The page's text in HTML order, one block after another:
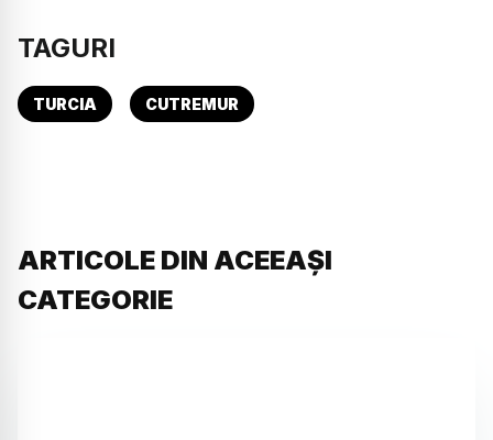
TAGURI
TURCIA CUTREMUR
ARTICOLE DIN ACEEAȘI
CATEGORIE